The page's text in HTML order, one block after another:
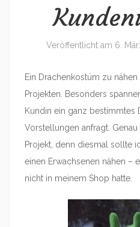
Veröffentlicht am 6.
Ein Drachenkostüm zu
Projekten. Besonders
Kundin ein ganz bestimmtes
Vorstellungen anfragt.
Projekt, denn diesmal sollte
einen Erwachsenen nähen –
nicht in meinem Shop hatte.